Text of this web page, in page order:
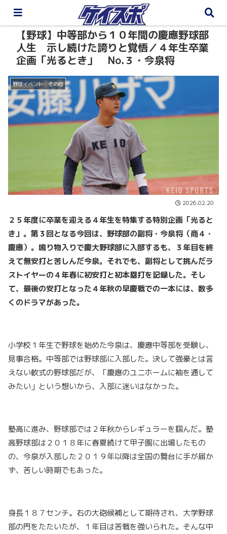
【野球】中等部から１０年間の慶應野球部
人生 示し続けた誇りと覚悟／４年生卒業
企画「光るとき」 No.３・今泉将
野球イベント・その他
2026.02.20
２５年度に卒業を迎える４年生を特集する特別企画「光ると
き」。第３回となる今回は、野球部の副将・今泉将（商４・
慶應）。鳴り物入りで慶大野球部に入部するも、３年目を終
えて無安打と苦しんだ今泉。それでも、副将として挑んだラ
ストイヤーの４年春に初安打と初本塁打を記録した。そし
て、最後の安打となった４年秋の早慶戦での一本には、数多
くのドラマがあった。
小学校１年生で野球を始めた今泉は、慶應中等部を受験し、
見事合格。中等部では野球部に入部した。決して強豪とは言
えない軟式の野球部だが、「慶應のユニホームに袖を通して
みたい」という想いから、入部に迷いはなかった。
塾高に進み、野球部では２年秋からレギュラーを掴んだ。塾
高野球部は２０１８年に春夏続けて甲子園に出場したもの
の、今泉が入部した２０１９年以降は全国の舞台に手が届か
ず、苦しい時期でもあった。
身長１８７センチ。右の大砲候補として期待され、大学野球
部の門をたたいたが、１年目は苦戦を強いられた。そんな中